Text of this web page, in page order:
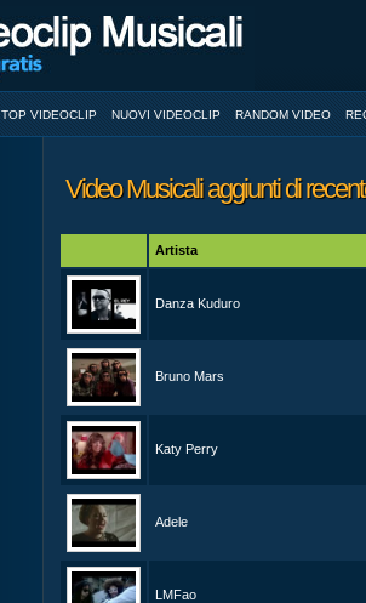
TOP VIDEOCLIP NUOVI VIDEOCLIP RANDOM VIDEO
Video Musicali aggiunti di
Artista
Danza Kuduro
Bruno Mars
Katy Perry
Adele
LMFao